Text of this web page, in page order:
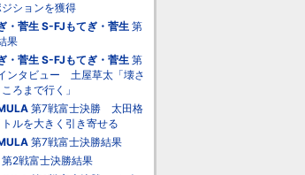
ションを獲得
・菅生 S-FJもてぎ・菅生 第
果
・菅生 S-FJもてぎ・菅生 第
ンタビュー 土屋草太「壊さ
ろまで行く」
第7戦富士決勝 太田格
ルを大きく引き寄せる
第7戦富士決勝結果
第2戦富士決勝結果